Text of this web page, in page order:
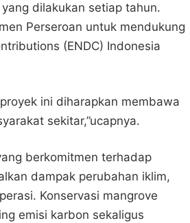
dilakukan setiap tahun.
Perseroan untuk mendukung
(ENDC) Indonesia
ini diharapkan membawa
sekitar,”ucapnya.
berkomitmen terhadap
dampak perubahan iklim,
Konservasi mangrove
emisi karbon sekaligus